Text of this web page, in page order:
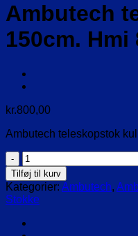
Ambutech
150cm. Hmi
kr.800,00
Ambutech teleskopstok
Ambutech
teleskopstok
kul
150cm.
Hmi
87879
antal
Tilføj til kurv
Kategorier: Ambutech,
Stokke